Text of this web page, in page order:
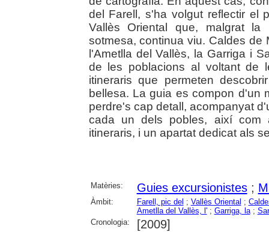
del Farell, s'ha volgut reflectir el
Vallès Oriental que, malgrat
sotmesa, continua viu. Caldes de
l'Ametlla del Vallès, la Garriga i
de les poblacions al voltant de
itineraris que permeten
bellesa. La guia es compon d'un
perdre's cap detall, acompanyat
cada un dels pobles, així com
itineraris, i un apartat dedicat als
Matèries: Guies excursionistes;
Àmbit: Farell, pic del ; Vallès Oriental ;
Ametlla del Vallès, l'; Garriga, la;
Cronologia:
[2009]